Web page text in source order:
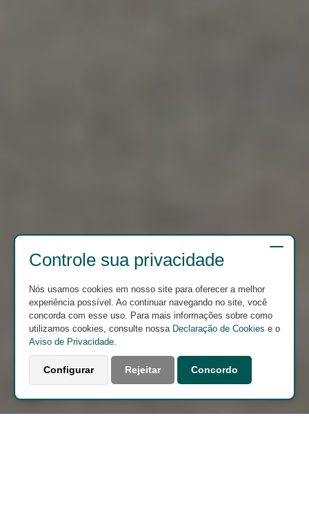
Controle sua privacidade
Nós usamos cookies em nosso site para oferecer a melhor
experiência possível. Ao continuar navegando no site, você
concorda com esse uso. Para mais informações sobre como
utilizamos cookies, consulte nossa Declaração de Cookies e o
Aviso de Privacidade.
Configurar Rejeitar Concordo